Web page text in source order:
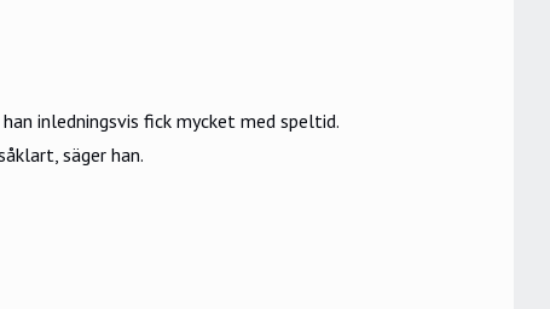
inledningsvis fick mycket med speltid.
säger han.